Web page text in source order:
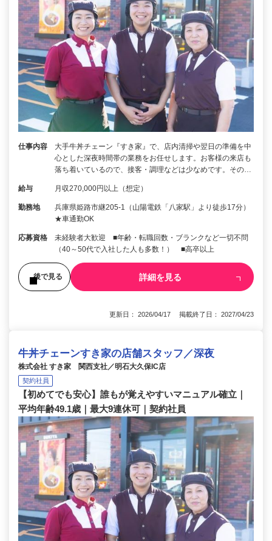
仕事内容
大手牛丼チェーン『すき家』で、店内清掃や翌日の準備を中
心とした深夜時間帯の業務をお任せします。お客様の来店も
落ち着いているので、接客・調理などは少なめです。その…
給与 月収270,000円以上（想定）
勤務地
兵庫県姫路市継205-1（山陽電鉄「八家駅」より徒歩17分）
★車通勤OK
応募資格
未経験者大歓迎 ■年齢・転職回数・ブランクなど一切不問
（40～50代で入社した人も多数！） ■高卒以上
後で見る 詳細を見る
更新日： 2026/04/17 掲載終了日： 2027/04/23
牛丼チェーンすき家の店舗スタッフ／深夜
株式会社 すき家 関西支社／明石大久保IC店
契約社員
【初めてでも安心】誰もが覚えやすいマニュアル確立｜
平均年齢49.1歳｜最大9連休可｜契約社員